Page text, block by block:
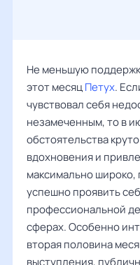
Не меньшую
этот месяцПетух.
чувствовал себя
незамеченным, то в
обстоятельства
вдохновения и
максимально широко,
успешно проявить
профессиональной
сферах. Особенно
вторая половина
выступления,